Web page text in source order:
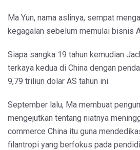
Ma Yun, nama aslinya, sempat
kegagalan sebelum memulai bisnis
Siapa sangka 19 tahun kemudian
terkaya kedua di China dengan
9,79 triliun dolar AS tahun ini.
September lalu, Ma membuat
mengejutkan tentang niatnya
commerce China itu guna
filantropi yang berfokus pada